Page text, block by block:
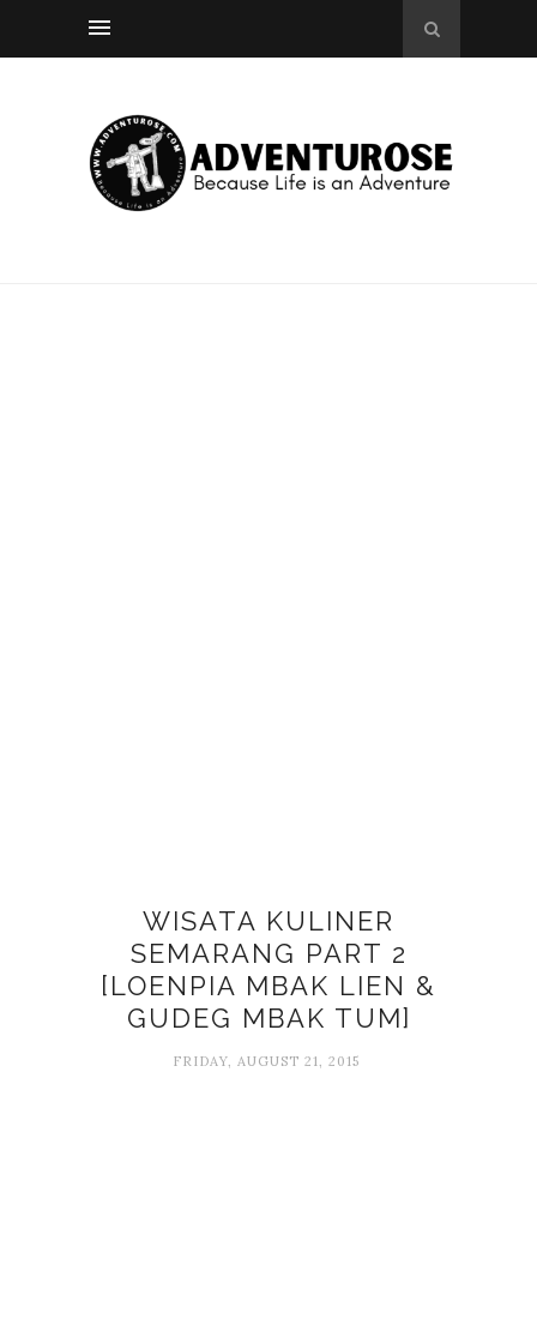
WISATA KULINER
SEMARANG PART 2
[LOENPIA MBAK LIEN &
GUDEG MBAK TUM]
FRIDAY, AUGUST 21, 2015